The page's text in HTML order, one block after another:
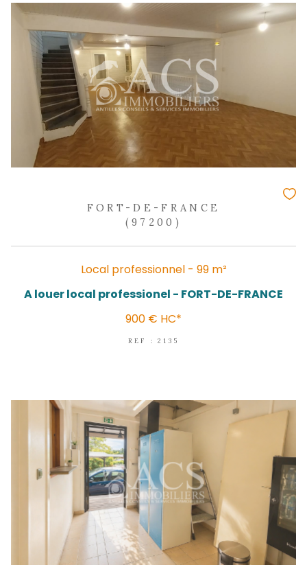
Bureaux neufs au bourg de Trois
817,42 €HC*
REF : 2370IA
FORT-DE-FRANCE
(97200)
Local professionnel - 99 m²
A louer local professionel - FORT-DE-
900 €
HC*